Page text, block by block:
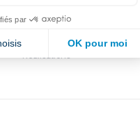
Nouveautés
Réalisations